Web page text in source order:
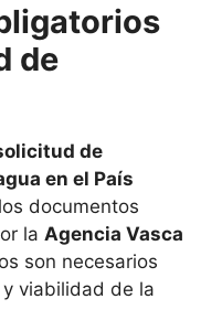
de
de
en el País
documentos
la Agencia Vasca
son necesarios
viabilidad de la